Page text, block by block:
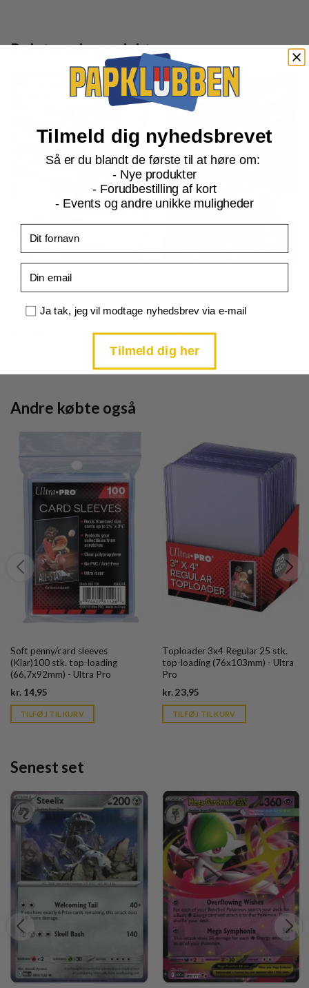
Relaterede produkter
ME02.5 Ascended Heroes
Miraidon ex - 073/217
Numel - 223/217
kr.60,00Current
is:
TILFØJ TIL KURV
Andre købte også
Soft penny/card sleeves
(Klar)100 stk. top-loading
(66,7x92mm) - Ultra Pro
kr. 14,95
is:
kr. 39,95.
TILFØJ TIL KURV
Toploader 3x4 Regular 25 stk.
top-loading (76x103mm) - Ultra
Pro
kr.23,95Current
is:
kr. 39,95.
TILFØJ TIL KURV
Senest set
Tilmeld dig nyhedsbrevet
Så er du blandt de første til at høre om:
- Nye produkter
- Forudbestilling af kort
- Events og andre unikke muligheder
Samtykke
Ja tak, jeg vil modtage nyhedsbrev via e-mail
Tilmeld dig her